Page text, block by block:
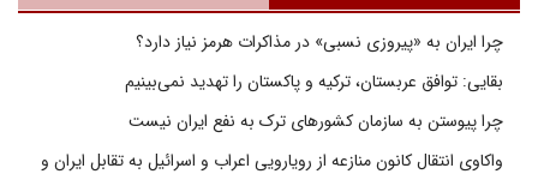
چرا ایران به «پیروزی نسبی» در مذاکرات هرمز نیاز دارد؟
بقایی: توافق عربستان، ترکیه و پاکستان را تهدید نمی‌بینیم
چرا پیوستن به سازمان کشورهای ترک به نفع ایران نیست
واکاوی انتقال کانون منازعه از رویارویی اعراب و اسرائیل به تقابل ایران و